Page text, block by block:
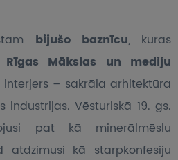
bijušo baznīcu, kuras
Mākslas un mediju
– sakrāla arhitektūra
industrijas. Vēsturiskā 19. gs.
pat kā minerālmēslu
kā starpkonfesiju